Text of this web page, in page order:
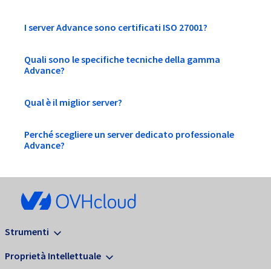
I server Advance sono certificati ISO 27001?
Quali sono le specifiche tecniche della gamma
Advance?
Qual è il miglior server?
Perché scegliere un server dedicato professionale
Advance?
Strumenti
Proprietà Intellettuale